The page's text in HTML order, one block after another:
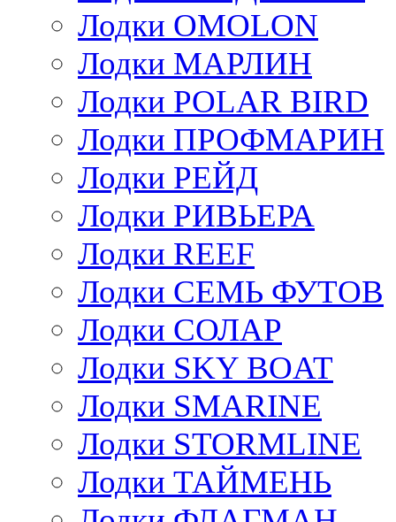
Лодки OMOLON
Лодки МАРЛИН
Лодки POLAR BIRD
Лодки ПРОФМАРИН
Лодки РЕЙД
Лодки РИВЬЕРА
Лодки REEF
Лодки СЕМЬ ФУТОВ
Лодки СОЛАР
Лодки SKY BOAT
Лодки SMARINE
Лодки STORMLINE
Лодки ТАЙМЕНЬ